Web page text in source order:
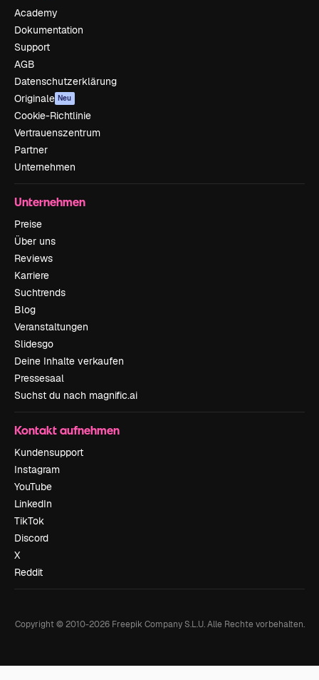
Academy
Dokumentation
Support
AGB
Datenschutzerklärung
Originale Neu
Cookie-Richtlinie
Vertrauenszentrum
Partner
Unternehmen
Unternehmen
Preise
Über uns
Reviews
Karriere
Suchtrends
Blog
Veranstaltungen
Slidesgo
Deine Inhalte verkaufen
Pressesaal
Suchst du nach magnific.ai
Kontakt aufnehmen
Kundensupport
Instagram
YouTube
LinkedIn
TikTok
Discord
X
Reddit
Copyright © 2010-2026Freepik Company S.L.U. Alle Rechte vorbehalten.